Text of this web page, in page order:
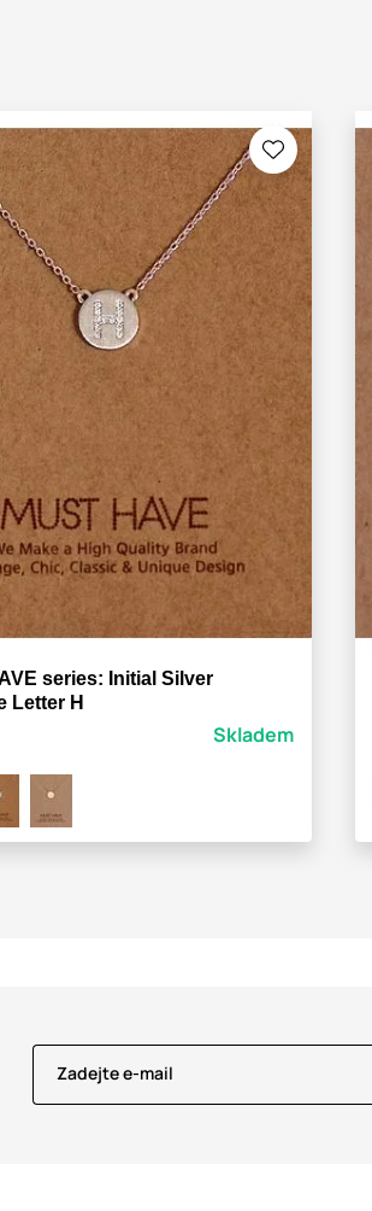
series: Initial Silver
Letter H
Skladem
Zadejte e-mail